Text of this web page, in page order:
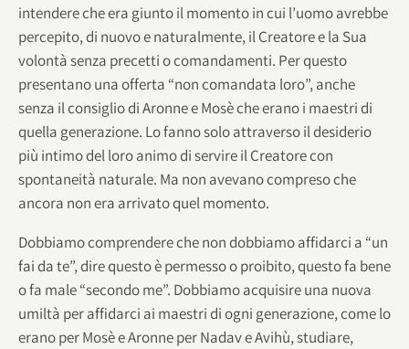
intendere che era giunto il momento in cui l’uomo avrebbe
percepito, di nuovo e naturalmente, il Creatore e la Sua
volontà senza precetti o comandamenti. Per questo
presentano una offerta “non comandata loro”, anche
senza il consiglio di Aronne e Mosè che erano i maestri di
quella generazione. Lo fanno solo attraverso il desiderio
più intimo del loro animo di servire il Creatore con
spontaneità naturale. Ma non avevano compreso che
ancora non era arrivato quel momento.
Dobbiamo comprendere che non dobbiamo affidarci a “un
fai da te”, dire questo è permesso o proibito, questo fa bene
o fa male “secondo me”. Dobbiamo acquisire una nuova
umiltà per affidarci ai maestri di ogni generazione, come lo
erano per Mosè e Aronne per Nadav e Avihù, studiare,